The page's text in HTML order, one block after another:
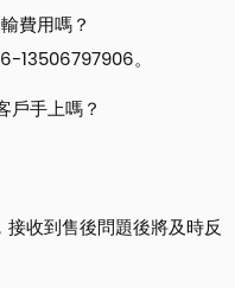
費用嗎？
13506797906。
戶手上嗎？
收到售後問題後將及時反